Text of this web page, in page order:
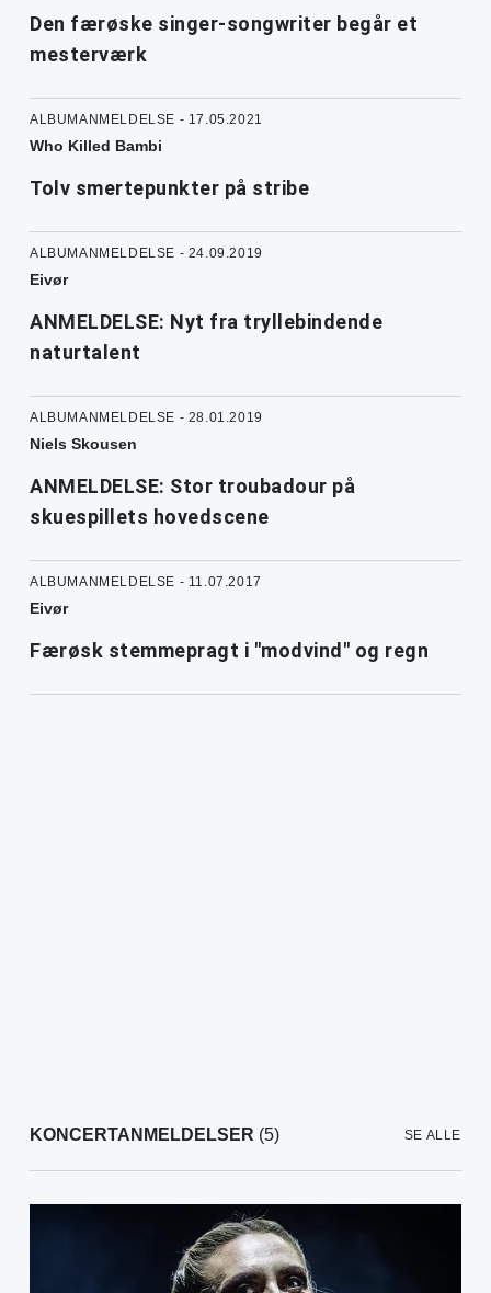
Den færøske singer-songwriter begår et
mesterværk
ALBUMANMELDELSE - 17.05.2021
Who Killed Bambi
Tolv smertepunkter på stribe
ALBUMANMELDELSE - 24.09.2019
Eivør
ANMELDELSE: Nyt fra tryllebindende
naturtalent
ALBUMANMELDELSE - 28.01.2019
Niels Skousen
ANMELDELSE: Stor troubadour på
skuespillets hovedscene
ALBUMANMELDELSE - 11.07.2017
Eivør
Færøsk stemmepragt i "modvind" og regn
KONCERTANMELDELSER (5) SE ALLE